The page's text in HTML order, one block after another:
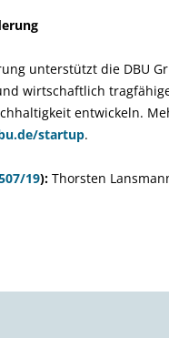
unterstützt die DBU
wirtschaftlich
entwickeln.
startup.
19): Thorsten